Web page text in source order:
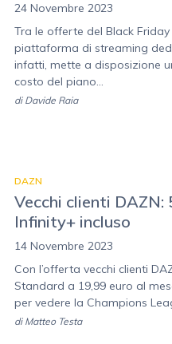
24 Novembre 2023
Tra le offerte del Black Friday
piattaforma di streaming
infatti, mette a disposizione
costo del piano...
di Davide Raia
DAZN
Vecchi clienti DAZN:
Infinity+ incluso
14 Novembre 2023
Con l’offerta vecchi clienti
Standard a 19,99 euro al
per vedere la Champions
di Matteo Testa